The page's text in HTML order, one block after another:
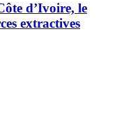
d’Ivoire, le
extractives